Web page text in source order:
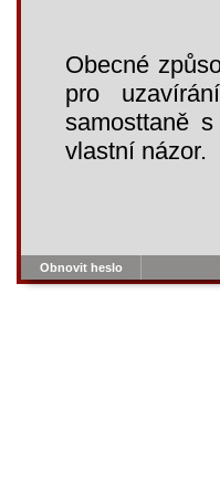
Obecné
pro
samosttaně
vlastní názor.
Obnovit heslo